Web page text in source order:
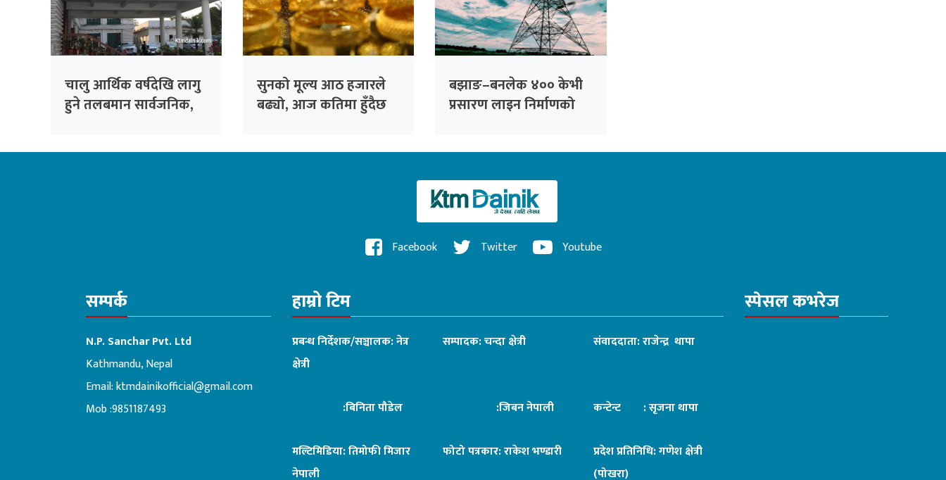
चालु आर्थिक वर्षदेखि लागु
हुने तलबमान सार्वजनिक,
सुनको मूल्य आठ हजारले
बढ्यो, आज कतिमा हुँदैछ
बझाङ–बनलेक ४०० केभी
प्रसारण लाइन निर्माणको
Facebook Twitter Youtube
सम्पर्क
N.P. Sanchar Pvt. Ltd
Kathmandu, Nepal
Email:ktmdainikofficial@gmail.com
Mob :9851187493
हाम्रो टिम
प्रबन्ध निर्देशक/सञ्चालक: नेत्र
क्षेत्री
सम्पादक: चन्दा क्षेत्री संवाददाता: राजेन्द्र थापा
:बिनिता पौडेल :जिबन नेपाली कन्टेन्ट : सृजना थापा
मल्टिमिडिया: तिमोफी मिजार
नेपाली
फोटो पत्रकार: राकेश भण्डारी
प्रदेश प्रतिनिधि: गणेश क्षेत्री
(पोखरा)
स्पेसल कभरेज